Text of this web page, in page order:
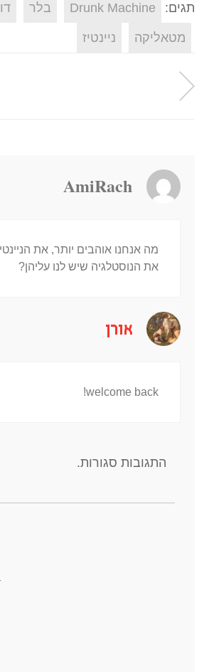
תגים: Drunk Machine בלר
מטאליקה ניינטיז
AmiRach
מה אנחנו אוהבים יותר, את
את הנוסטלגיה שיש לנו עליהן?
אורן
welcome back!
התגובות סגורות.